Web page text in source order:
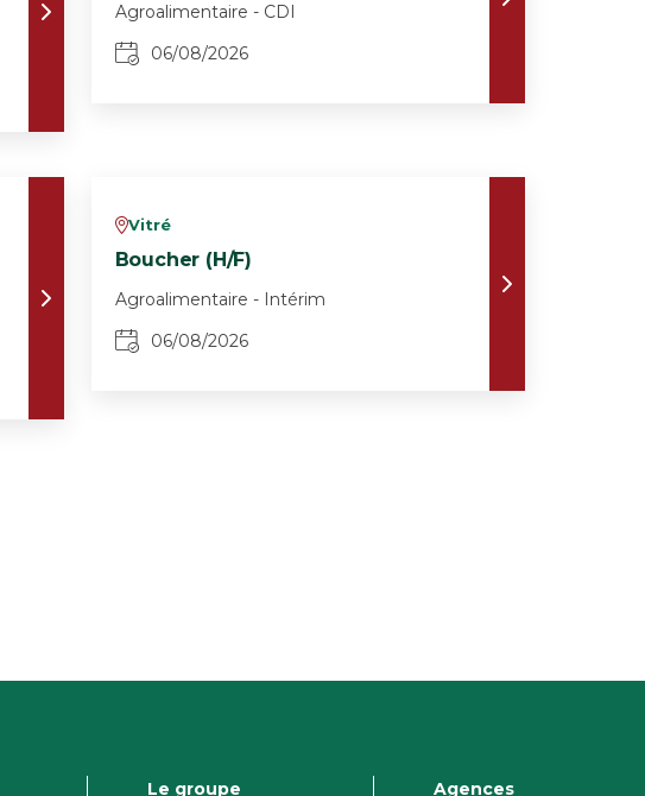
Agroalimentaire - CDI
06/08/2026
vVitré
Boucher (H/F)
Agroalimentaire - Intérim
06/08/2026
Le groupe Agences